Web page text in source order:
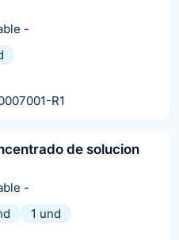
-
R1
de solucion
-
1 und